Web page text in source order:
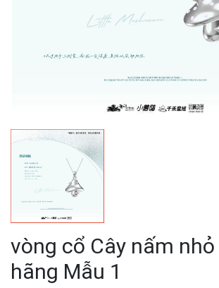
vòng cổ Cây nấm
hãng Mẫu 1